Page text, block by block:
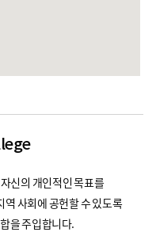
신의 개인적인 목표를
사회에 공헌할 수 있도록
을 주입합니다.